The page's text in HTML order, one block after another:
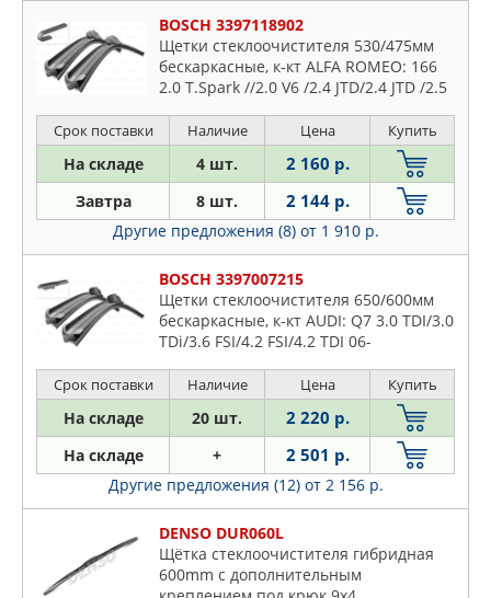
BOSCH 3397118902
Щетки стеклоочистителя 530/475мм
бескаркасные, к-кт ALFA ROMEO: 166
2.0 T.Spark //2.0 V6 /2.4 JTD/2.4 JTD /2.5
24V 98- AUDI
Срок поставки Наличие Цена Купить
На складе 4 шт. 2 160 р.
Завтра 8 шт. 2 144 р.
Другие предложения (8) от 1 910 р.
BOSCH 3397007215
Щетки стеклоочистителя 650/600мм
бескаркасные, к-кт AUDI: Q7 3.0 TDI/3.0
TDi/3.6 FSI/4.2 FSI/4.2 TDI 06-
бортовой платформой 06-
Срок поставки Наличие Цена Купить
На складе 20 шт. 2 220 р.
На складе + 2 501 р.
Другие предложения (12) от 2 156 р.
DENSO DUR060L
Щётка стеклоочистителя гибридная
600mm c дополнительным